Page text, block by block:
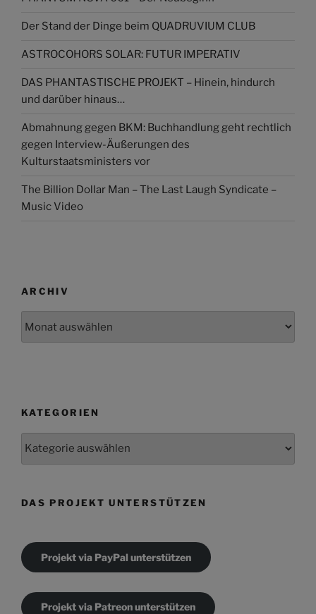
Der Stand der Dinge beim QUADRUVIUM CLUB
ASTROCOHORS SOLAR: FUTUR IMPERATIV
DAS PHANTASTISCHE PROJEKT – Hinein, hindurch
und darüber hinaus…
Abmahnung gegen BKM: Buchhandlung geht rechtlich
gegen Interview-Äußerungen des
Kulturstaatsministers vor
The Billion Dollar Man – The Last Laugh Syndicate –
Music Video
ARCHIV
KATEGORIEN
DAS PROJEKT UNTERSTÜTZEN
Projekt via PayPal unterstützen
Projekt via Patreon unterstützen